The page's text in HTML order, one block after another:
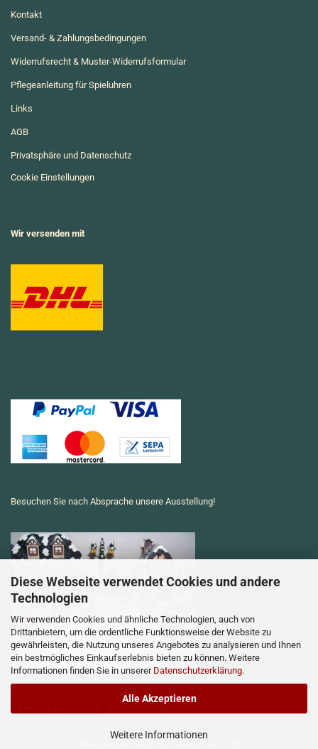
Diese Webseite verwendet Cookies und andere
Technologien
Wir verwenden Cookies und ähnliche Technologien, auch von
Drittanbietern, um die ordentliche Funktionsweise der Website zu
gewährleisten, die Nutzung unseres Angebotes zu analysieren und Ihnen
ein bestmögliches Einkaufserlebnis bieten zu können. Weitere
Informationen finden Sie in unserer Datenschutzerklärung.
Alle Akzeptieren
Weitere Informationen
Kontakt
Versand- & Zahlungsbedingungen
Widerrufsrecht & Muster-Widerrufsformular
Pflegeanleitung für Spieluhren
Links
AGB
Privatsphäre und Datenschutz
Cookie Einstellungen
Wir versenden mit
Besuchen Sie nach Absprache unsere Ausstellung!